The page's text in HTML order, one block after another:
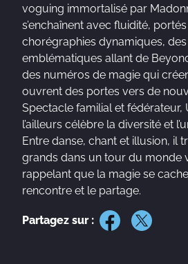
voguing immortalisé par
s’enchaînent avec fluidité,
chorégraphies dynamiques,
emblématiques allant de
des numéros de magie qui
ouvrent des portes vers de
Spectacle familial et fédérateur,
l’ailleurs célèbre la diversité et
Entre danse, chant et illusion, il
grands dans un tour du monde
rappelant que la magie se
rencontre et le partage.
Partagez sur :